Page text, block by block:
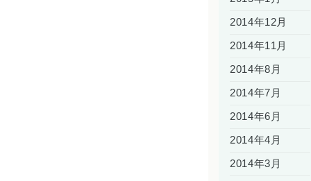
2014年12月
2014年11月
2014年8月
2014年7月
2014年6月
2014年4月
2014年3月